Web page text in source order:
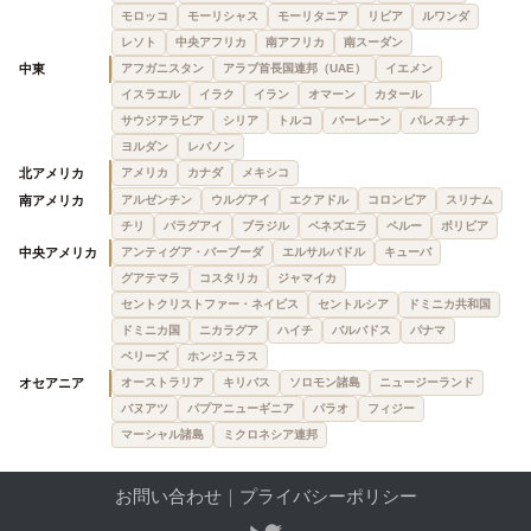
モロッコ
モーリシャス モーリタニア リビア
ルワンダ
レソト
中央アフリカ 南アフリカ 南スーダン
中東 アフガニスタン アラブ首長国連邦（UAE）
イエメン
イスラエル
イラク イラン オマーン
カタール
サウジアラビア
シリア トルコ バーレーン
パレスチナ
ヨルダン
レバノン
北アメリカ アメリカ カナダ メキシコ
南アメリカ アルゼンチン ウルグアイ エクアドル コロンビア
スリナム
チリ
パラグアイ ブラジル ベネズエラ ペルー ボリビア
中央アメリカ アンティグア・バーブーダ エルサルバドル
キューバ
グアテマラ
コスタリカ
ジャマイカ
セントクリストファー・ネイビス
セントルシア
ドミニカ共和国
ドミニカ国
ニカラグア ハイチ バルバドス
パナマ
ベリーズ
ホンジュラス
オセアニア オーストラリア キリバス ソロモン諸島
ニュージーランド
バヌアツ
パプアニューギニア パラオ
フィジー
マーシャル諸島
ミクロネシア連邦
お問い合わせ｜ プライバシーポリシー